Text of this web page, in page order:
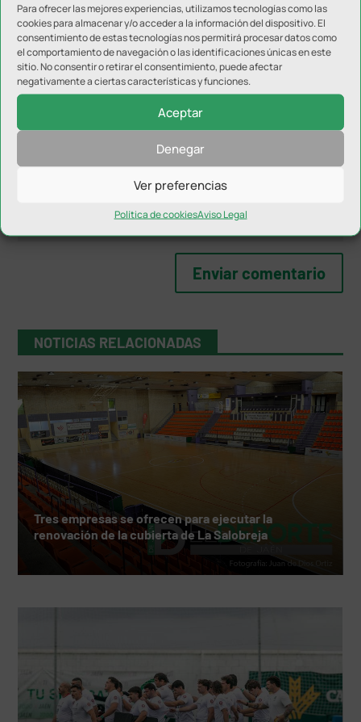
Para ofrecer las mejores experiencias, utilizamos tecnologías como las
cookies para almacenar y/o acceder a la información del dispositivo. El
consentimiento de estas tecnologías nos permitirá procesar datos como
el comportamiento de navegación o las identificaciones únicas en este
sitio. No consentir o retirar el consentimiento, puede afectar
negativamente a ciertas características y funciones.
Aceptar
Denegar
Ver preferencias
Política de cookiesAviso Legal
NOTICIAS RELACIONADAS
Tres empresas se ofrecen para ejecutar la
renovación de la cubierta de La Salobreja